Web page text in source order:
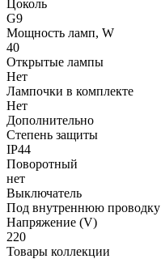
Цоколь
G9
Мощность ламп, W
40
Открытые лампы
Нет
Лампочки в комплекте
Нет
Дополнительно
Степень защиты
IP44
Поворотный
нет
Выключатель
Под внутреннюю проводку
Напряжение (V)
220
Товары коллекции